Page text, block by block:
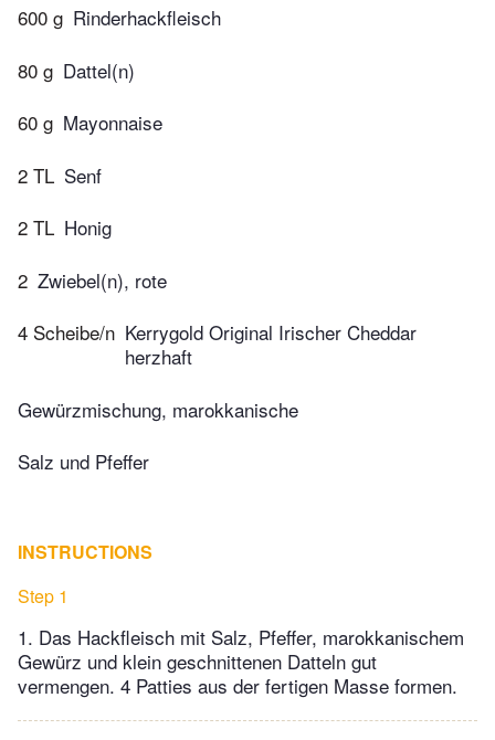
600 g Rinderhackfleisch
80 g Dattel(n)
60 g Mayonnaise
2 TL Senf
2 TL Honig
2 Zwiebel(n), rote
4 Scheibe/n Kerrygold Original Irischer Cheddar
herzhaft
Gewürzmischung, marokkanische
Salz und Pfeffer
INSTRUCTIONS
Step 1
1. Das Hackfleisch mit Salz, Pfeffer, marokkanischem
Gewürz und klein geschnittenen Datteln gut
vermengen. 4 Patties aus der fertigen Masse formen.